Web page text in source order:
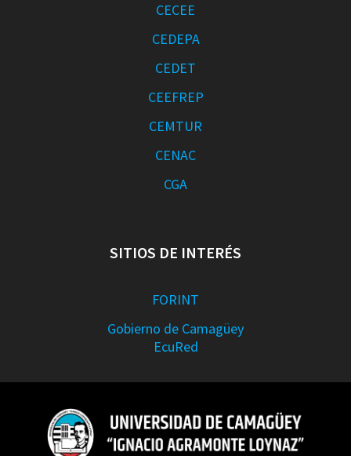
CECEE
CEDEPA
CEDET
CEEFREP
CEMTUR
CENAC
CGA
SITIOS DE INTERÉS
FORINT
Gobierno de Camagüey
EcuRed